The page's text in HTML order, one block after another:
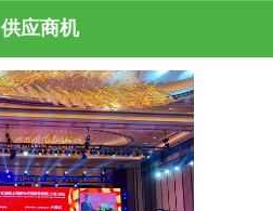
供应商机